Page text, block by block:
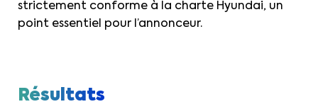
strictement conforme à la charte Hyundai, un
point essentiel pour l’annonceur.
Résultats